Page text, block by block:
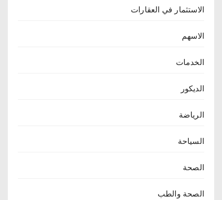
الاستثمار في العقارات
الاسهم
الخدمات
الديكور
الرياضة
السياحة
الصحة
الصحة والطب